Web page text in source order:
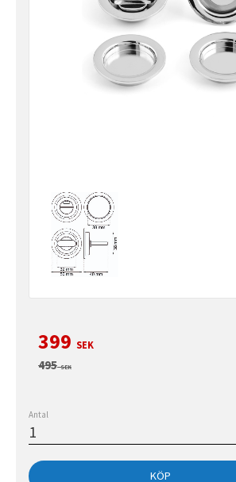
Nedsatt pris:
399 SEK
Ordinarie pris:
495SEK
Antal
KÖP